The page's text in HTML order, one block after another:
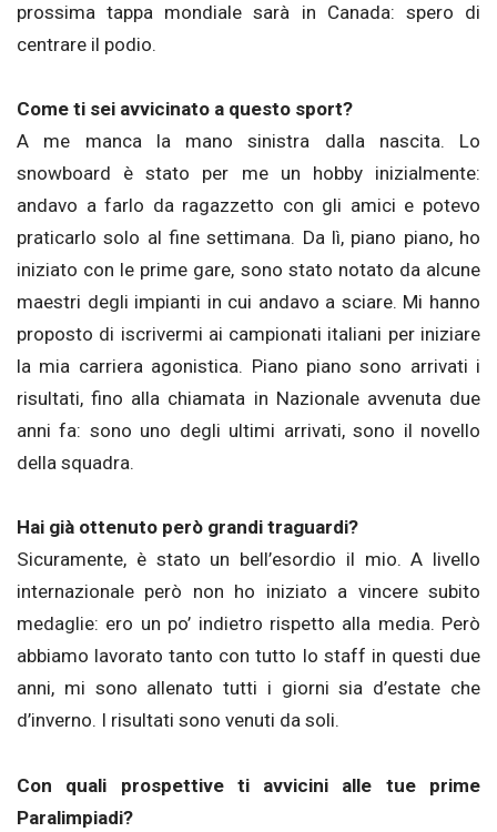
prossima tappa mondiale sarà in Canada: spero di
centrare il podio.
Come ti sei avvicinato a questo sport?
A me manca la mano sinistra dalla nascita. Lo
snowboard è stato per me un hobby inizialmente:
andavo a farlo da ragazzetto con gli amici e potevo
praticarlo solo al fine settimana. Da lì, piano piano, ho
iniziato con le prime gare, sono stato notato da alcune
maestri degli impianti in cui andavo a sciare. Mi hanno
proposto di iscrivermi ai campionati italiani per iniziare
la mia carriera agonistica. Piano piano sono arrivati i
risultati, fino alla chiamata in Nazionale avvenuta due
anni fa: sono uno degli ultimi arrivati, sono il novello
della squadra.
Hai già ottenuto però grandi traguardi?
Sicuramente, è stato un bell’esordio il mio. A livello
internazionale però non ho iniziato a vincere subito
medaglie: ero un po’ indietro rispetto alla media. Però
abbiamo lavorato tanto con tutto lo staff in questi due
anni, mi sono allenato tutti i giorni sia d’estate che
d’inverno. I risultati sono venuti da soli.
Con quali prospettive ti avvicini alle tue prime
Paralimpiadi?